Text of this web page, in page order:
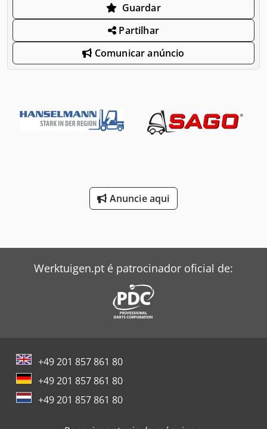
Guardar
Partilhar
Comunicar anúncio
Anuncie aqui
Werktuigen.pt é patrocinador oficial de:
+49 201 857 861 80
+49 201 857 861 80
+49 201 857 861 80